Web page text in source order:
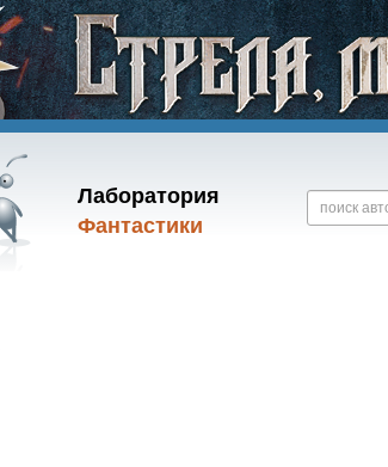
Лаборатория
Фантастики